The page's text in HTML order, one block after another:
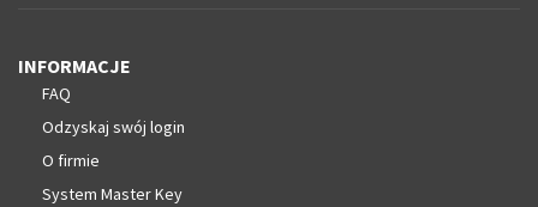
INFORMACJE
FAQ
Odzyskaj swój login
O firmie
System Master Key